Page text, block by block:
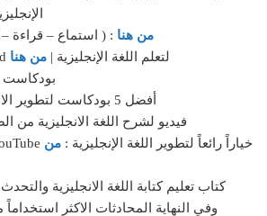
( استماع – قراءة – كـتابة – تحدث ) : من هنا
كورسات Oxford لتعلم اللغة الإنجليزية | من هنا
بودكاست
أفضل 5 بودكاست لتطوير الانجليزيه :
95 فيديو لشرح اللغة الانجليزية من
3 قنوات علي YouTube خياراً رائعاً لتطوير اللغة الإنجليزية : من
كتاب تعليم كتابة اللغة الانجليزية
وفي النهاية المحادثات الاكثر